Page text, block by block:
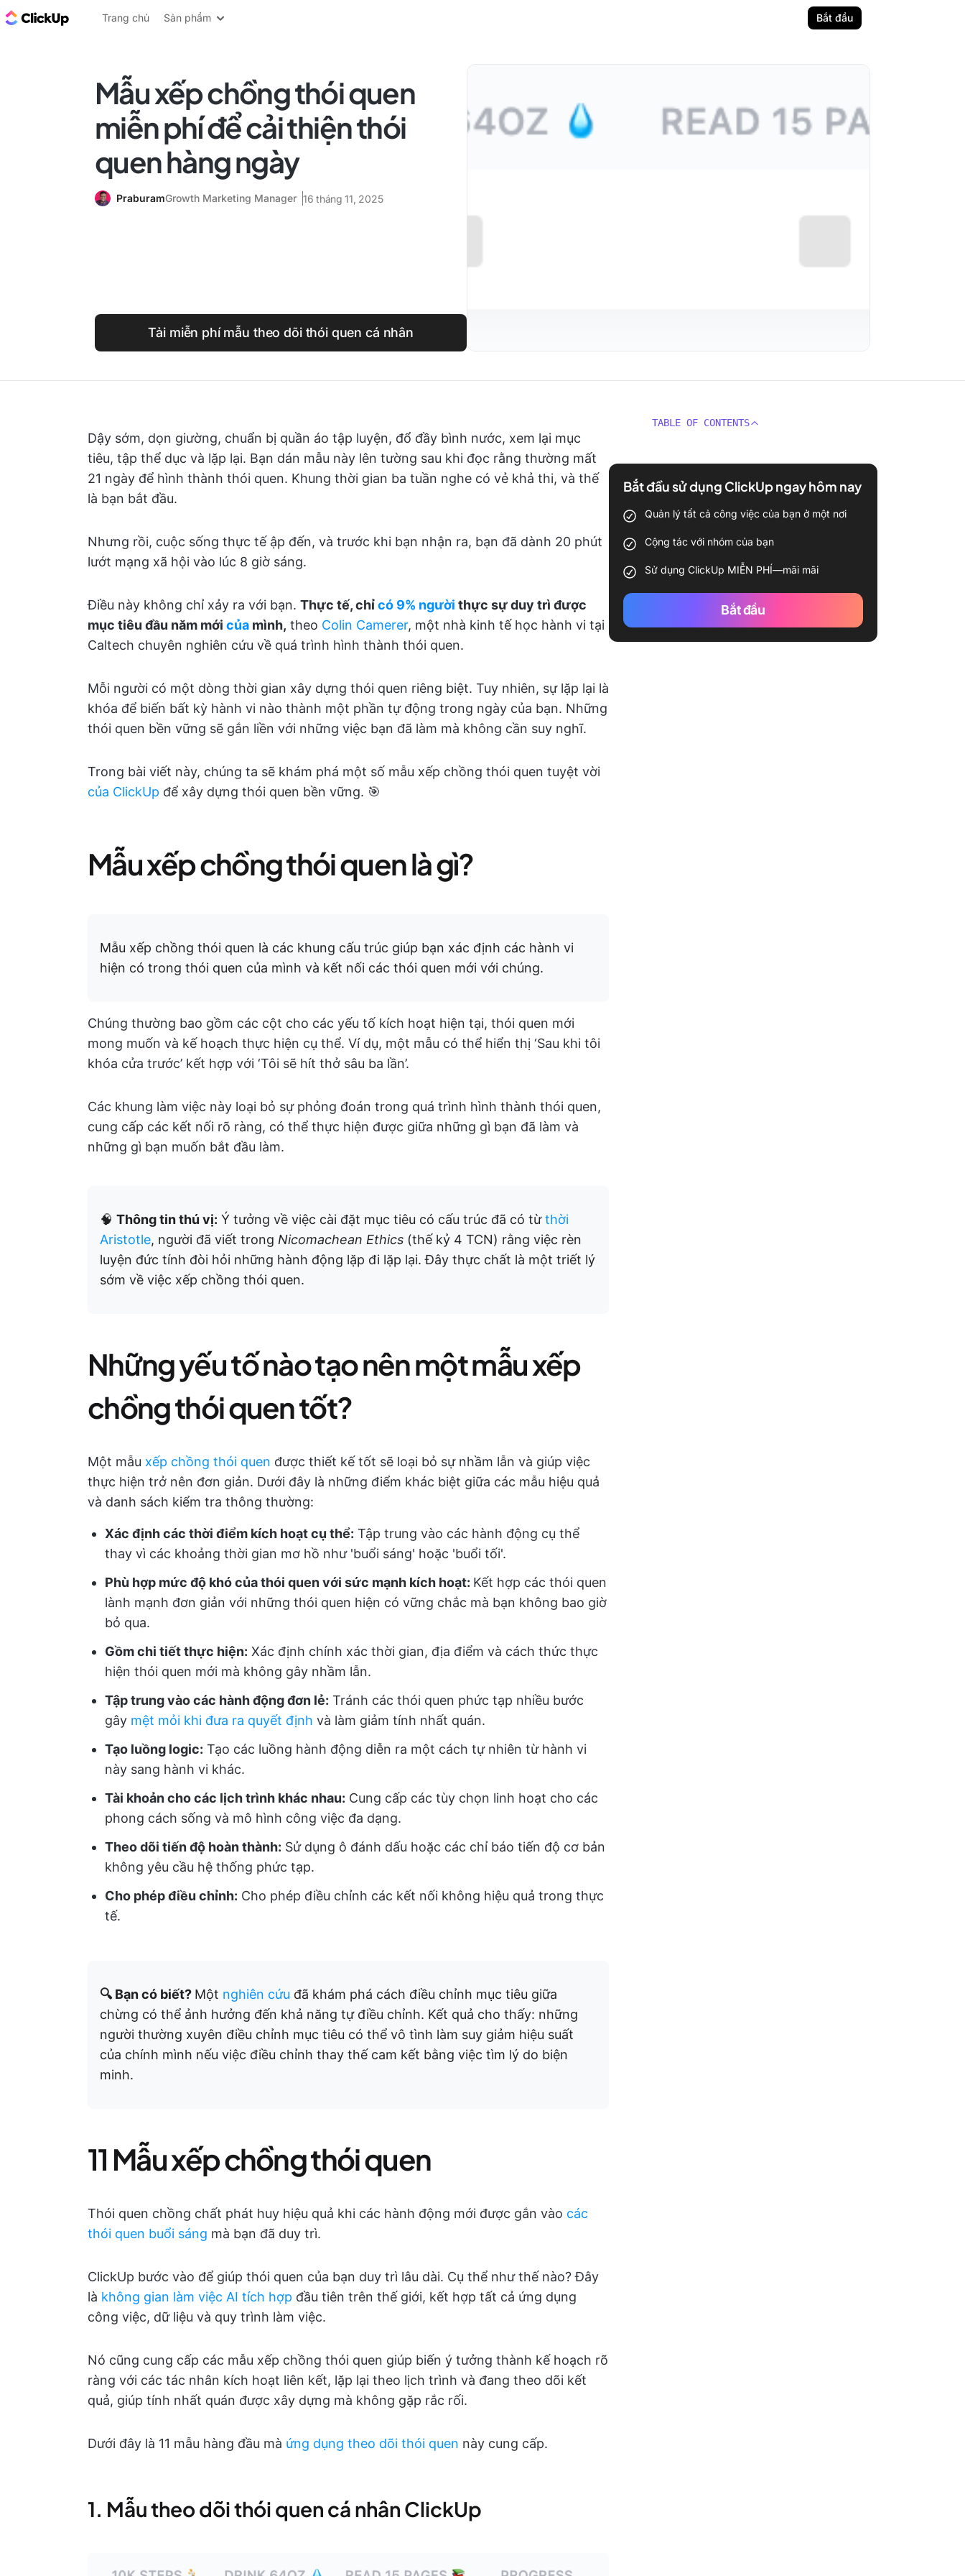
ClickUp Blog
Trang chủ Sản phẩm Bắt đầu
Mẫu xếp chồng thói quen
miễn phí để cải thiện thói
quen hàng ngày
PraburamGrowth Marketing Manager 16 tháng 11, 2025
Tải miễn phí mẫu theo dõi thói quen cá nhân
Dậy sớm, dọn giường, chuẩn bị quần áo tập luyện, đổ đầy bình nước, xem lại mục
tiêu, tập thể dục và lặp lại. Bạn dán mẫu này lên tường sau khi đọc rằng thường mất
21 ngày để hình thành thói quen. Khung thời gian ba tuần nghe có vẻ khả thi, và thế
là bạn bắt đầu.
Nhưng rồi, cuộc sống thực tế ập đến, và trước khi bạn nhận ra, bạn đã dành 20 phút
lướt mạng xã hội vào lúc 8 giờ sáng.
Điều này không chỉ xảy ra với bạn. Thực tế, chỉcó 9% người thực sự duy trì được
mục tiêu đầu năm mới của mình, theo Colin Camerer, một nhà kinh tế học hành vi tại
Caltech chuyên nghiên cứu về quá trình hình thành thói quen.
Mỗi người có một dòng thời gian xây dựng thói quen riêng biệt. Tuy nhiên, sự lặp lại là
khóa để biến bất kỳ hành vi nào thành một phần tự động trong ngày của bạn. Những
thói quen bền vững sẽ gắn liền với những việc bạn đã làm mà không cần suy nghĩ.
Trong bài viết này, chúng ta sẽ khám phá một số mẫu xếp chồng thói quen tuyệt vời
của ClickUp để xây dựng thói quen bền vững. 🎯
Mẫu xếp chồng thói quen là gì?
Mẫu xếp chồng thói quen là các khung cấu trúc giúp bạn xác định các hành vi
hiện có trong thói quen của mình và kết nối các thói quen mới với chúng.
Chúng thường bao gồm các cột cho các yếu tố kích hoạt hiện tại, thói quen mới
mong muốn và kế hoạch thực hiện cụ thể. Ví dụ, một mẫu có thể hiển thị ‘Sau khi tôi
khóa cửa trước’ kết hợp với ‘Tôi sẽ hít thở sâu ba lần’.
Các khung làm việc này loại bỏ sự phỏng đoán trong quá trình hình thành thói quen,
cung cấp các kết nối rõ ràng, có thể thực hiện được giữa những gì bạn đã làm và
những gì bạn muốn bắt đầu làm.
🧠 Thông tin thú vị: Ý tưởng về việc cài đặt mục tiêu có cấu trúc đã có từthời
Aristotle, người đã viết trong Nicomachean Ethics (thế kỷ 4 TCN) rằng việc rèn
luyện đức tính đòi hỏi những hành động lặp đi lặp lại. Đây thực chất là một triết lý
sớm về việc xếp chồng thói quen.
Những yếu tố nào tạo nên một mẫu xếp
chồng thói quen tốt?
Một mẫu xếp chồng thói quen được thiết kế tốt sẽ loại bỏ sự nhầm lẫn và giúp việc
thực hiện trở nên đơn giản. Dưới đây là những điểm khác biệt giữa các mẫu hiệu quả
và danh sách kiểm tra thông thường:
Xác định các thời điểm kích hoạt cụ thể: Tập trung vào các hành động cụ thể
thay vì các khoảng thời gian mơ hồ như 'buổi sáng' hoặc 'buổi tối'.
Phù hợp mức độ khó của thói quen với sức mạnh kích hoạt: Kết hợp các thói quen
lành mạnh đơn giản với những thói quen hiện có vững chắc mà bạn không bao giờ
bỏ qua.
Gồm chi tiết thực hiện: Xác định chính xác thời gian, địa điểm và cách thức thực
hiện thói quen mới mà không gây nhầm lẫn.
Tập trung vào các hành động đơn lẻ: Tránh các thói quen phức tạp nhiều bước
gây mệt mỏi khi đưa ra quyết định và làm giảm tính nhất quán.
Tạo luồng logic: Tạo các luồng hành động diễn ra một cách tự nhiên từ hành vi
này sang hành vi khác.
Tài khoản cho các lịch trình khác nhau: Cung cấp các tùy chọn linh hoạt cho các
phong cách sống và mô hình công việc đa dạng.
Theo dõi tiến độ hoàn thành: Sử dụng ô đánh dấu hoặc các chỉ báo tiến độ cơ bản
không yêu cầu hệ thống phức tạp.
Cho phép điều chỉnh: Cho phép điều chỉnh các kết nối không hiệu quả trong thực
tế.
🔍 Bạn có biết? Một nghiên cứu đã khám phá cách điều chỉnh mục tiêu giữa
chừng có thể ảnh hưởng đến khả năng tự điều chỉnh. Kết quả cho thấy: những
người thường xuyên điều chỉnh mục tiêu có thể vô tình làm suy giảm hiệu suất
của chính mình nếu việc điều chỉnh thay thế cam kết bằng việc tìm lý do biện
minh.
11 Mẫu xếp chồng thói quen
Thói quen chồng chất phát huy hiệu quả khi các hành động mới được gắn vào các
thói quen buổi sáng mà bạn đã duy trì.
ClickUp bước vào để giúp thói quen của bạn duy trì lâu dài. Cụ thể như thế nào? Đây
là không gian làm việc AI tích hợp đầu tiên trên thế giới, kết hợp tất cả ứng dụng
công việc, dữ liệu và quy trình làm việc.
Nó cũng cung cấp các mẫu xếp chồng thói quen giúp biến ý tưởng thành kế hoạch rõ
ràng với các tác nhân kích hoạt liên kết, lặp lại theo lịch trình và đang theo dõi kết
quả, giúp tính nhất quán được xây dựng mà không gặp rắc rối.
Dưới đây là 11 mẫu hàng đầu mà ứng dụng theo dõi thói quen này cung cấp.
1. Mẫu theo dõi thói quen cá nhân ClickUp
TABLE OF CONTENTS
Bắt đầu sử dụng ClickUp ngay hôm nay
Quản lý tất cả công việc của bạn ở một nơi
Cộng tác với nhóm của bạn
Sử dụng ClickUp MIỄN PHÍ—mãi mãi
Bắt đầu